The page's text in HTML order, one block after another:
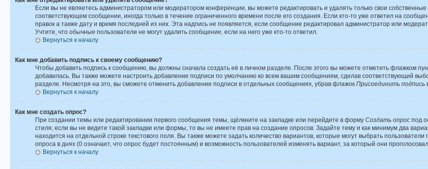
Если вы не являетесь администратором или модератором конференции, вы можете редактировать и удалять только свои
соответствующем сообщении, иногда только в течение ограниченного времени после его создания. Если кто-то уже ответил на
правок а также дату и время последней из них. Эта надпись не появляется, если сообщение редактировал администратор или
Учтите, что обычные пользователи не могут удалить сообщение, если на него уже кто-то ответил.
Вернуться к началу
Как мне добавить подпись к своему сообщению?
Чтобы добавить подпись к сообщению, вы должны сначала создать её в личном разделе. После этого вы можете отметить флажком
добавилась. Вы также можете настроить добавление подписи по умолчанию ко всем вашим сообщениям, сделав соответствующий
разделе. Несмотря на это, вы сможете отменить добавление подписи в отдельных сообщениях, убрав флажок Присоединить подпись
Вернуться к началу
Как мне создать опрос?
При создании темы или редактировании первого сообщения темы, щёлкните на закладке или перейдите в форму Создать опрос под
стиля; если вы не видите такой закладки или формы, то вы не имеете прав на создание опросов. Задайте тему и как минимум два
находится на отдельной строке текстового поля. Вы также можете задать количество вариантов, которые могут выбрать
опроса в днях (0 означает, что опрос будет постоянным) и возможность пользователей изменять вариант, за который они
Вернуться к началу